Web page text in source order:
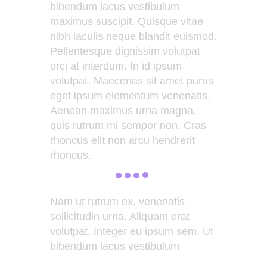
bibendum lacus vestibulum
maximus suscipit. Quisque vitae
nibh iaculis neque blandit euismod.
Pellentesque dignissim volutpat
orci at interdum. In id ipsum
volutpat. Maecenas sit amet purus
eget ipsum elementum venenatis.
Aenean maximus urna magna,
quis rutrum mi semper non. Cras
rhoncus elit non arcu hendrerit
rhoncus.
Nam ut rutrum ex, venenatis
sollicitudin urna. Aliquam erat
volutpat. Integer eu ipsum sem. Ut
bibendum lacus vestibulum